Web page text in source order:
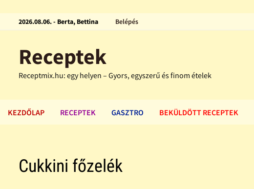
2026.08.06. - Berta, Bettina Belépés
Receptek
Receptmix.hu: egy helyen – Gyors, egyszerű és finom ételek
KEZDŐLAP RECEPTEK GASZTRO BEKÜLDÖTT RECEPTEK
Cukkini főzelék